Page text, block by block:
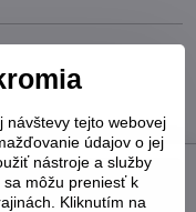
návštevy tejto webovej
údajov o jej
nástroje a služby
môžu preniesť k
Kliknutím na